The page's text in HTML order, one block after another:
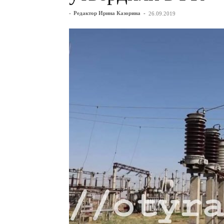
- Редактор Ирина Казорина - 26.09.2019